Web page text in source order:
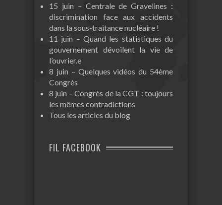
15 juin – Centrale de Gravelines :
discrimination face aux accidents
dans la sous-traitance nucléaire !
11 juin – Quand les statistiques du
gouvernement dévoilent la vie de
l’ouvrier.e
8 juin – Quelques vidéos du 54ème
Congrès
8 juin – Congrès de la CGT : toujours
les mêmes contradictions
Tous les articles du blog
FIL FACEBOOK